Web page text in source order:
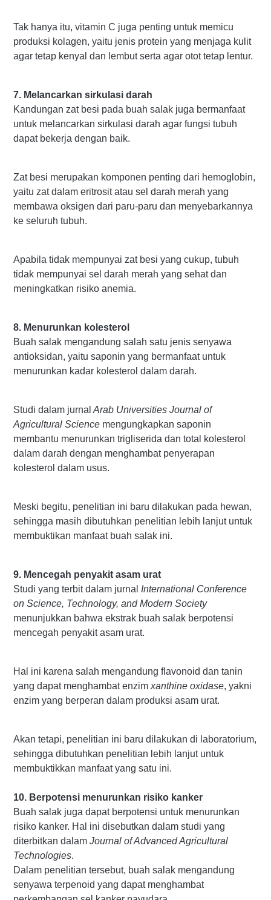
Tak hanya itu, vitamin C juga penting untuk memicu
produksi kolagen, yaitu jenis protein yang menjaga kulit
agar tetap kenyal dan lembut serta agar otot tetap lentur.
7. Melancarkan sirkulasi darah
Kandungan zat besi pada buah salak juga bermanfaat
untuk melancarkan sirkulasi darah agar fungsi tubuh
dapat bekerja dengan baik.
Zat besi merupakan komponen penting dari hemoglobin,
yaitu zat dalam eritrosit atau sel darah merah yang
membawa oksigen dari paru-paru dan menyebarkannya
ke seluruh tubuh.
Apabila tidak mempunyai zat besi yang cukup, tubuh
tidak mempunyai sel darah merah yang sehat dan
meningkatkan risiko anemia.
8. Menurunkan kolesterol
Buah salak mengandung salah satu jenis senyawa
antioksidan, yaitu saponin yang bermanfaat untuk
menurunkan kadar kolesterol dalam darah.
Studi dalam jurnal Arab Universities Journal of
Agricultural Science mengungkapkan saponin
membantu menurunkan trigliserida dan total kolesterol
dalam darah dengan menghambat penyerapan
kolesterol dalam usus.
Meski begitu, penelitian ini baru dilakukan pada hewan,
sehingga masih dibutuhkan penelitian lebih lanjut untuk
membuktikan manfaat buah salak ini.
9. Mencegah penyakit asam urat
Studi yang terbit dalam jurnal International Conference
on Science, Technology, and Modern Society
menunjukkan bahwa ekstrak buah salak berpotensi
mencegah penyakit asam urat.
Hal ini karena salah mengandung flavonoid dan tanin
yang dapat menghambat enzimxanthine oxidase, yakni
enzim yang berperan dalam produksi asam urat.
Akan tetapi, penelitian ini baru dilakukan di laboratorium,
sehingga dibutuhkan penelitian lebih lanjut untuk
membuktikkan manfaat yang satu ini.
10. Berpotensi menurunkan risiko kanker
Buah salak juga dapat berpotensi untuk menurunkan
risiko kanker. Hal ini disebutkan dalam studi yang
diterbitkan dalam Journal of Advanced Agricultural
Technologies.
Dalam penelitian tersebut, buah salak mengandung
senyawa terpenoid yang dapat menghambat